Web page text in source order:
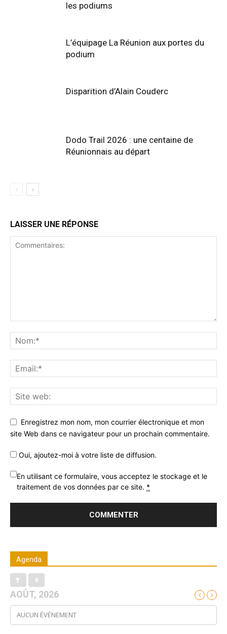
les podiums
L’équipage La Réunion aux portes du
podium
Disparition d’Alain Couderc
Dodo Trail 2026 : une centaine de
Réunionnais au départ
LAISSER UNE RÉPONSE
Enregistrez mon nom, mon courrier électronique et mon
site Web dans ce navigateur pour un prochain commentaire.
Oui, ajoutez-moi à votre liste de diffusion.
En utilisant ce formulaire, vous acceptez le stockage et le
traitement de vos données par ce site. *
Agenda
AOÛT, 2026
AUCUN ÉVÉNEMENT